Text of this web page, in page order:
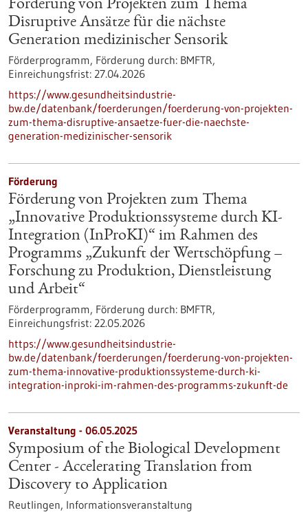
Förderung von Projekten zum Thema
Disruptive Ansätze für die nächste
Generation medizinischer Sensorik
Förderprogramm, Förderung durch: BMFTR,
Einreichungsfrist: 27.04.2026
https://www.gesundheitsindustrie-
bw.de/datenbank/foerderungen/foerderung-von-projekten-
zum-thema-disruptive-ansaetze-fuer-die-naechste-
generation-medizinischer-sensorik
Förderung
Förderung von Projekten zum Thema
„Innovative Produktionssysteme durch KI-
Integration (InProKI)“ im Rahmen des
Programms „Zukunft der Wertschöpfung –
Forschung zu Produktion, Dienstleistung
und Arbeit“
Förderprogramm, Förderung durch: BMFTR,
Einreichungsfrist: 22.05.2026
https://www.gesundheitsindustrie-
bw.de/datenbank/foerderungen/foerderung-von-projekten-
zum-thema-innovative-produktionssysteme-durch-ki-
integration-inproki-im-rahmen-des-programms-zukunft-de
Veranstaltung - 06.05.2025
Symposium of the Biological Development
Center - Accelerating Translation from
Discovery to Application
Reutlingen, Informationsveranstaltung